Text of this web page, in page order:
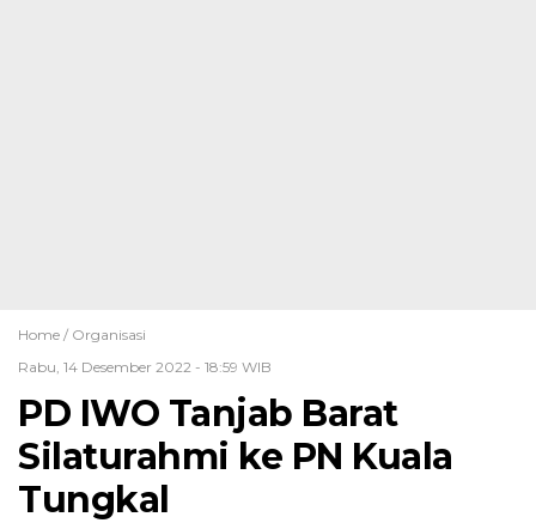
Home / Organisasi
Rabu, 14 Desember 2022 - 18:59 WIB
PD IWO Tanjab Barat
Silaturahmi ke PN Kuala
Tungkal